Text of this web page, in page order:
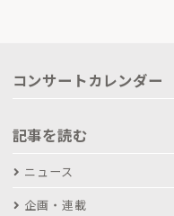
コンサートカレンダー
記事を読む
ニュース
企画・連載